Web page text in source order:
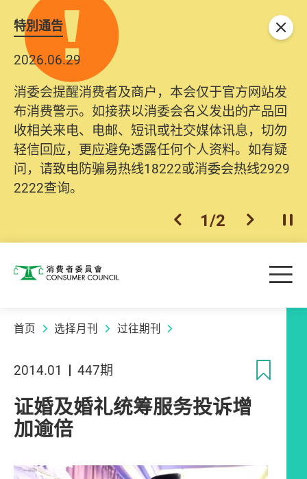
特別通告
2026.06.29
消委会提醒消费者及商户，本会仅于官方网站发
布消费警示。如接获以消委会名义发出的产品回
收相关来电、电邮、短讯或社交媒体讯息，切勿
轻信回应，更应避免透露任何个人资料。如有疑
问，请致电防骗易热线18222或消委会热线2929
2222查询。
上一个
1/2 下一个开
关闭
消费者委员会 目
首页 选择月刊 过往期刊
2014.01 447期
证婚及婚礼统筹服务投诉增
加逾倍